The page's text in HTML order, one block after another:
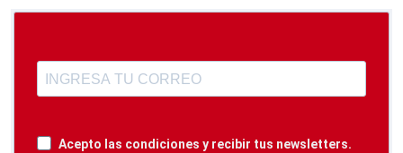
Acepto las condiciones y recibir tus newsletters.